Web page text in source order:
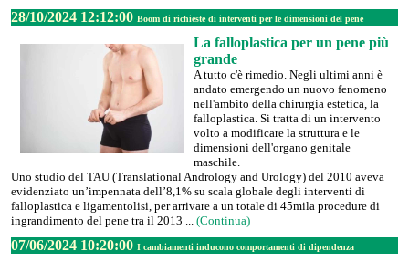
28/10/2024 12:12:00 Boom di richieste di interventi per le dimensioni del pene
La falloplastica per un pene più
grande
A tutto c'è rimedio. Negli ultimi anni è
andato emergendo un nuovo fenomeno
nell'ambito della chirurgia estetica, la
falloplastica. Si tratta di un intervento
volto a modificare la struttura e le
dimensioni dell'organo genitale
maschile.
Uno studio del TAU (Translational Andrology and Urology) del 2010 aveva
evidenziato un’impennata dell’8,1% su scala globale degli interventi di
falloplastica e ligamentolisi, per arrivare a un totale di 45mila procedure di
ingrandimento del pene tra il 2013 ... (Continua)
07/06/2024 10:20:00 I cambiamenti inducono comportamenti di dipendenza